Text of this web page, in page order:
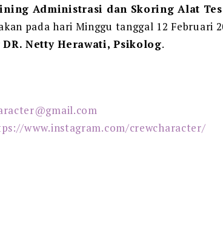
Administrasi dan Skoring Alat
pada hari Minggu tanggal 12 Februari
DR. Netty Herawati, Psikolog.
www.instagram.com/crewcharacter/